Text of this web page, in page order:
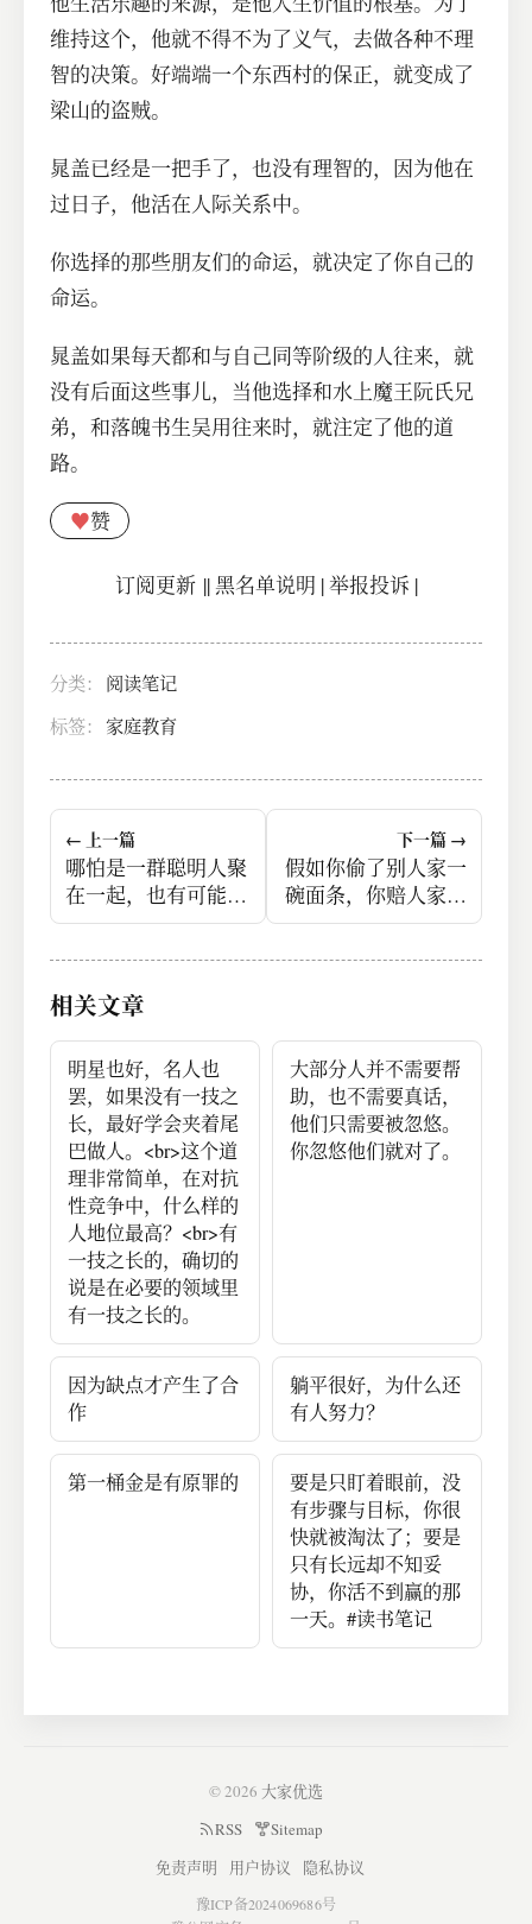
维持这个，他就不得不为了义气，去做各种不理
智的决策。好端端一个东西村的保正，就变成了
梁山的盗贼。
晁盖已经是一把手了，也没有理智的，因为他在
过日子，他活在人际关系中。
你选择的那些朋友们的命运，就决定了你自己的
命运。
晁盖如果每天都和与自己同等阶级的人往来，就
没有后面这些事儿，当他选择和水上魔王阮氏兄
弟，和落魄书生吴用往来时，就注定了他的道
路。
♥赞
订阅更新||黑名单说明 |举报投诉 |
分类：
阅读笔记
标签： 家庭教育
← 上一篇
哪怕是一群聪明人聚
在一起，也有可能最
终做出愚蠢的决策。
下一篇 →
假如你偷了别人家一
碗面条，你赔人家一
碗面条，这叫惩罚
相关文章
明星也好，名人也
罢，如果没有一技之
长，最好学会夹着尾
巴做人。<br>这个道
理非常简单，在对抗
性竞争中，什么样的
人地位最高？<br>有
一技之长的，确切的
说是在必要的领域里
有一技之长的。
大部分人并不需要帮
助，也不需要真话，
他们只需要被忽悠。
你忽悠他们就对了。
因为缺点才产生了合
作
躺平很好，为什么还
有人努力？
第一桶金是有原罪的
要是只盯着眼前，没
有步骤与目标，你很
快就被淘汰了；要是
只有长远却不知妥
协，你活不到赢的那
一天。#读书笔记
© 2026 大家优选
RSS
Sitemap
免责声明
用户协议 隐私协议
豫ICP备2024069686号